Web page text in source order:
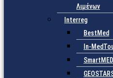
Λιμένων
Interreg
BestMed
In-
SmartMED